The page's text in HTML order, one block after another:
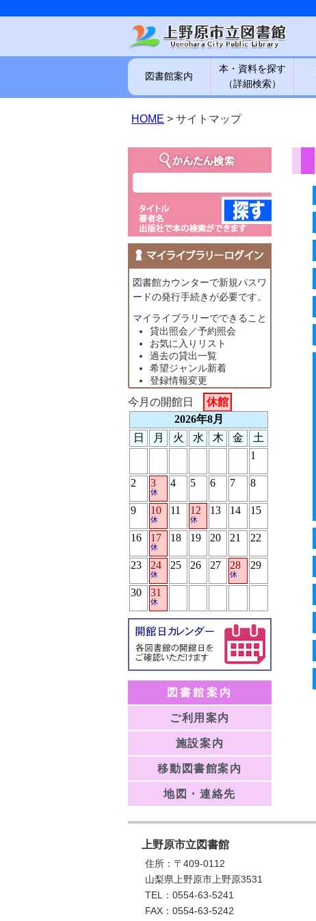
図書館案内
本・資料を探す
（詳細検索）
HOME > サイトマップ
図書館カウンターで新規パスワ
ードの発行手続きが必要です。
マイライブラリーでできること
貸出照会／予約照会
お気に入りリスト
過去の貸出一覧
希望ジャンル新着
登録情報変更
今月の開館日 休館
図書館案内
ご利用案内
施設案内
移動図書館案内
地図・連絡先
上野原市立図書館
住所：〒409-0112
山梨県上野原市上野原3531
TEL：0554-63-5241
FAX：0554-63-5242